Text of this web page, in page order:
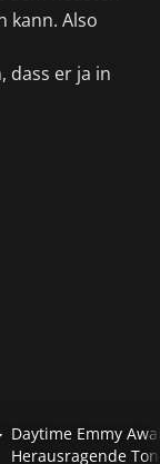
kann. Also
dass er ja in
Emmy Awards
Daytime Emmy